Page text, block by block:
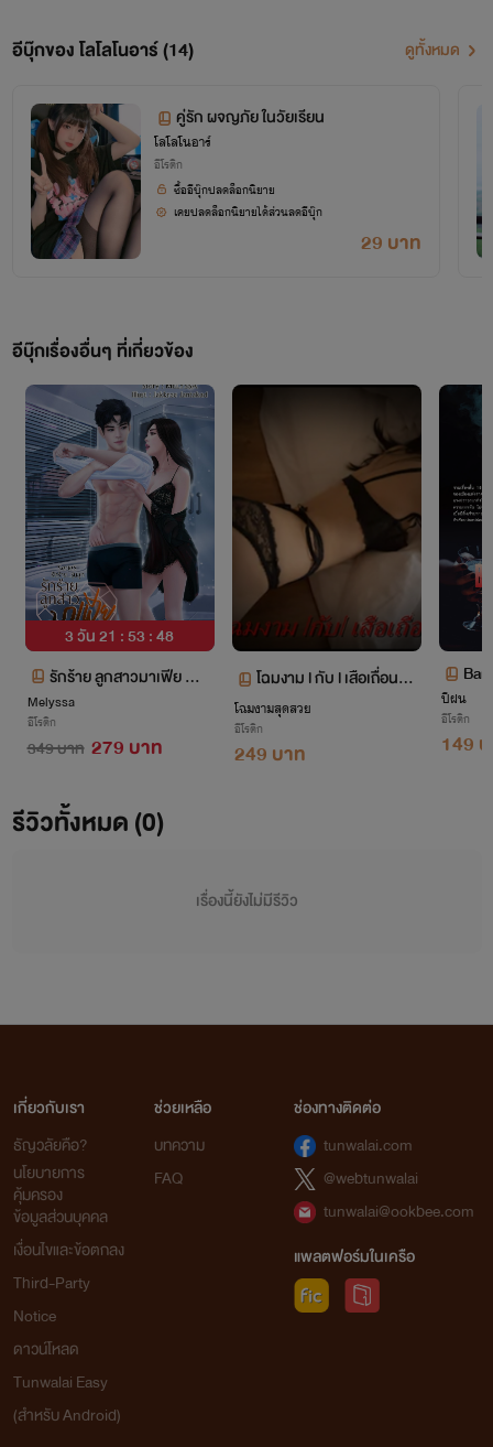
อีบุ๊กของ โลโลโนอาร์ (14) ดูทั้งหมด
คู่รัก ผจญภัย ในวัยเรียน
โลโลโนอาร์
อีโรติก
29 บาท
ซื้ออีบุ๊กปลดล็อกนิยาย
เคยปลดล็อกนิยายได้ส่วนลดอีบุ๊ก
อีบุ๊กเรื่องอื่นๆ ที่เกี่ยวข้อง
3 วัน 21 : 53 : 47
รักร้าย ลูกสาวมาเฟีย 《เ
อวา..ยัยเลสเบี้ยนตัวร้า
ย》
Melyssa
อีโรติก
349 บาท 279 บาท
โฉมงาม l กับ l เสือเถื่อน⛔️
20+Yesแน่นอน⛔️
โฉมงามสุดสวย
อีโรติก
249 บาท
Bangkok
คะ (
ปีฝน
อีโรติก
149
รีวิวทั้งหมด (0)
เรื่องนี้ยังไม่มีรีวิว
เกี่ยวกับเรา
ธัญวลัยคือ?
นโยบายการ
คุ้มครอง
ข้อมูลส่วนบุคคล
เงื่อนไขและข้อตกลง
Third-Party
Notice
ดาวน์โหลด
Tunwalai Easy
(สำหรับ Android)
ช่วยเหลือ
บทความ
FAQ
ช่องทางติดต่อ
tunwalai.com
@webtunwalai
tunwalai@ookbee.com
แพลตฟอร์มในเครือ